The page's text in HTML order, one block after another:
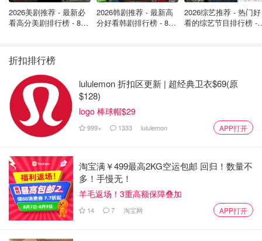
2026美剧推荐 - 最新必
看高分美剧排行榜 - 8月
2026韩剧推荐 - 最新高
分好看韩剧排行榜 - 8月
2026综艺推荐 - 热门好
看的综艺节目排行榜 -
折扣排行榜
lululemon 折扣区更新 | 超经典卫衣$69(原
$128)
logo 棒球帽$29
999+ 1333 lululemon APP打开
淘宝满￥499最高2KG空运包邮 回归！数量不
多！手慢无！
羊毛返场！3重高额保障叠加
14 7 淘宝网 APP打开